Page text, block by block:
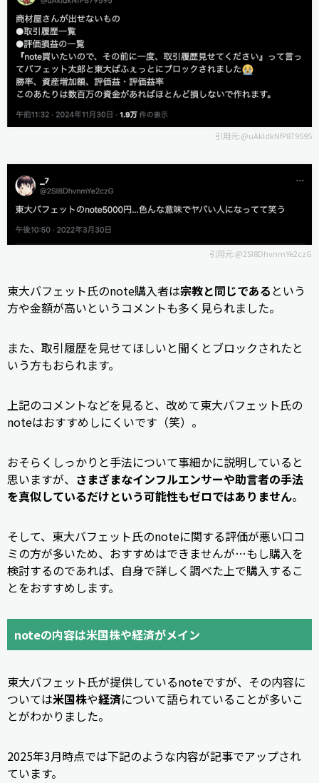
引用元:@uAkldkNfP879595
引用元:@2SI8DhvnmYe2czG
東大バフェット氏のnote購入者は宗教と同じである という
方や金額が高いというコメントも多く見られました。
また、取引履歴を見せてほしいと聞くとブロックされたと
いう方もおられます。
上記のコメントなどを見ると、改めて東大バフェット氏の
noteはおすすめしにくいです（笑）。
おそらくしっかりと手法について事細かに説明していると
思いますが、 さまざまなインフルエンサーや助言者の手法
を真似しているだけという可能性もゼロではありません。
そして、東大バフェット氏のnoteに関する評価が悪い口コ
ミの方が多いため、おすすめはできませんが…もし購入を
検討するのであれば、自身で詳しく調べた上で購入するこ
とをおすすめします。
noteの内容は米国株や経済がメイン
東大バフェット氏が提供しているnoteですが、その内容に
ついては米国株や経済について語られていることが多いこ
とがわかりました。
2025年3月時点では下記のような内容が記事でアップされ
ています。